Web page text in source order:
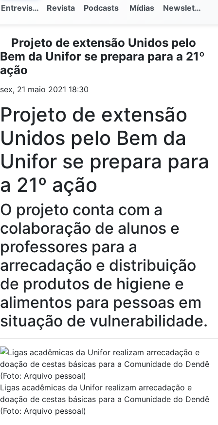
Entrevistas Revista Podcasts Mídias Newsletter
Projeto de extensão Unidos pelo
Bem da Unifor se prepara para a 21º
ação
sex, 21 maio 2021 18:30
Projeto de extensão
Unidos pelo Bem da
Unifor se prepara para
a 21º ação
O projeto conta com a
colaboração de alunos e
professores para a
arrecadação e distribuição
de produtos de higiene e
alimentos para pessoas em
situação de vulnerabilidade.
Ligas acadêmicas da Unifor realizam arrecadação e
doação de cestas básicas para a Comunidade do Dendê
(Foto: Arquivo pessoal)